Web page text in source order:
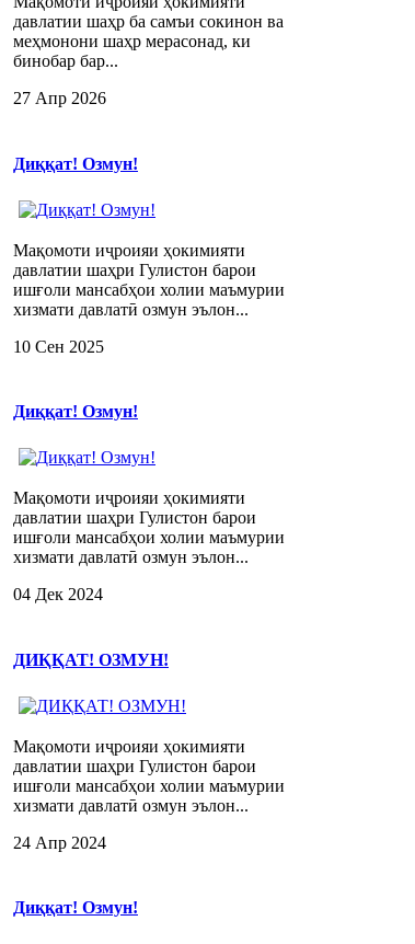
давлатии шаҳр ба самъи сокинон ва
меҳмонони шаҳр мерасонад, ки
бинобар бар...
27 Апр 2026
Диққат! Озмун!
Мақомоти иҷроияи ҳокимияти
давлатии шаҳри Гулистон барои
ишғоли мансабҳои холии маъмурии
хизмати давлатӣ озмун эълон...
10 Сен 2025
Диққат! Озмун!
Мақомоти иҷроияи ҳокимияти
давлатии шаҳри Гулистон барои
ишғоли мансабҳои холии маъмурии
хизмати давлатӣ озмун эълон...
04 Дек 2024
ДИҚҚАТ! ОЗМУН!
Мақомоти иҷроияи ҳокимияти
давлатии шаҳри Гулистон барои
ишғоли мансабҳои холии маъмурии
хизмати давлатӣ озмун эълон...
24 Апр 2024
Диққат! Озмун!